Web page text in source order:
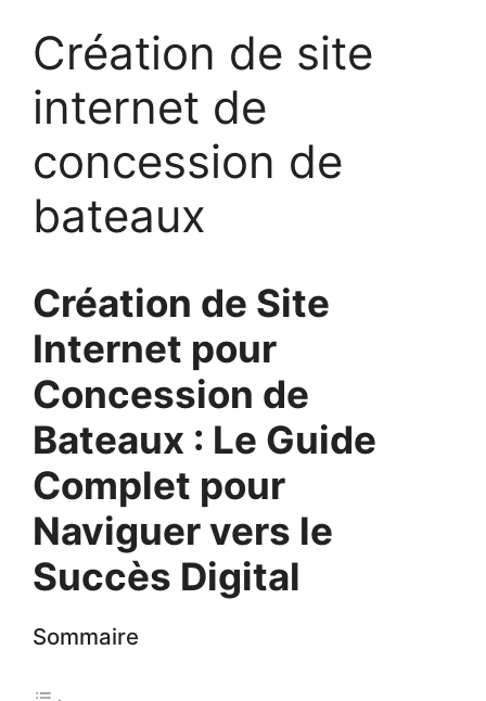
Création de site
internet de
concession de
bateaux
Création de Site
Internet pour
Concession de
Bateaux : Le Guide
Complet pour
Naviguer vers le
Succès Digital
Sommaire